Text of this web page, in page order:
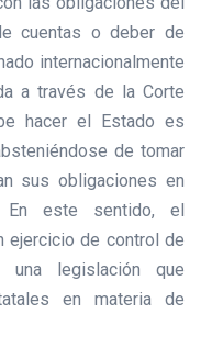
cuentas o deber de
internacionalmente
a través de la Corte
hacer el Estado es
de tomar
sus obligaciones en
En este sentido, el
ejercicio de control de
una legislación que
en materia de